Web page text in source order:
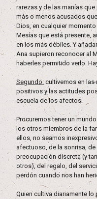
rarezas y de las manías
más o menos acusados
Dios, en cualquier
Mesías que está presente,
en los más débiles. Y
Ana supieron reconocer al
haberles permitido verlo.
Segundo: cultivemos en las
positivos y las actitudes
escuela de los afectos.
Procuremos tener un
los otros miembros de la
ellos, no seamos
afectuoso, de la sonrisa,
preocupación discreta (y
otros), del regalo, del
perdón cuando nos han
Quien cultiva diariamente